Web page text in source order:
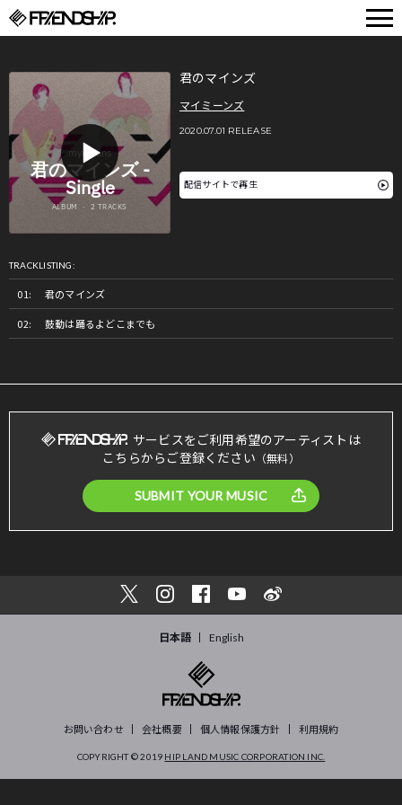
君のマインズ
マイミーンズ
2020.07.01 RELEASE
配信サイトで再生
TRACKLISTING:
君のマインズ
鼓動は踊るよどこまでも
サービスをご利用希望のアーティストは
こちらからご登録ください （無料）
SUBMIT YOUR MUSIC
日本語 English
お問い合わせ 会社概要 個人情報保護方針 利用規約
COPYRIGHT © 2019 HIP LAND MUSIC CORPORATION INC.